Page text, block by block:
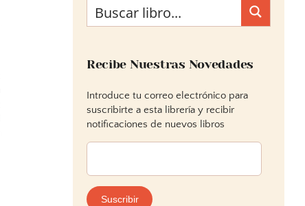
Recibe Nuestras Novedades
Introduce tu correo electrónico para
suscribirte a esta librería y recibir
notificaciones de nuevos libros
Dirección
correo
electrónico:
Suscribir